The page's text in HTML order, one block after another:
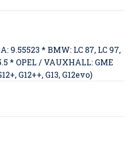
9.55523 * BMW: LC 87, LC 97,
* OPEL / VAUXHALL: GME
G12++, G13, G12evo)